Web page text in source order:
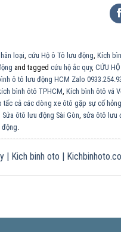
loại cứu Hộ ô Tô lưu động Kích
and tagged cứu hộ ắc quy, CỨU
ô tô lưu động HCM Zalo
bình ôtô TPHCM Kích bình ôtô vá
tấc cả các dòng xe ôtô gặp sự cố
Sửa ôtô lưu động Sài Gòn sửa ôtô lưu
động
| Kich binh oto |